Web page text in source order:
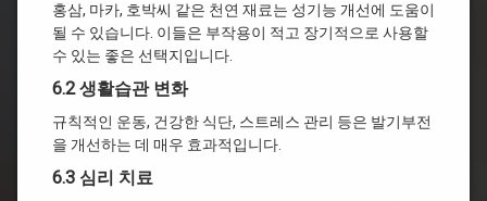
홍삼, 마카, 호박씨 같은 천연 재료는 성기능 개선에 도움이
될 수 있습니다. 이들은 부작용이 적고 장기적으로 사용할
수 있는 좋은 선택지입니다.
6.2 생활습관 변화
규칙적인 운동, 건강한 식단, 스트레스 관리 등은 발기부전
을 개선하는 데 매우 효과적입니다.
6.3 심리 치료